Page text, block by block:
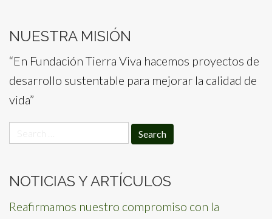
NUESTRA MISIÓN
“En Fundación Tierra Viva hacemos proyectos de
desarrollo sustentable para mejorar la calidad de
vida”
for:
NOTICIAS Y ARTÍCULOS
Reafirmamos nuestro compromiso con la